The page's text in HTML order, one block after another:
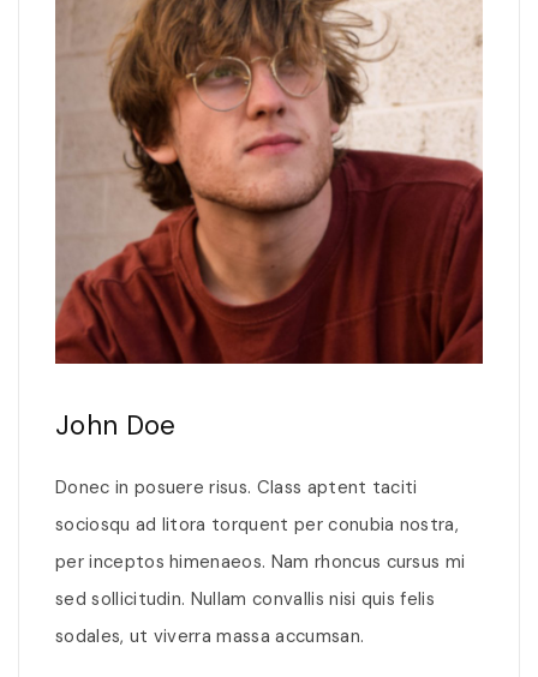
John Doe
Donec in posuere risus. Class aptent taciti
sociosqu ad litora torquent per conubia nostra,
per inceptos himenaeos. Nam rhoncus cursus mi
sed sollicitudin. Nullam convallis nisi quis felis
sodales, ut viverra massa accumsan.